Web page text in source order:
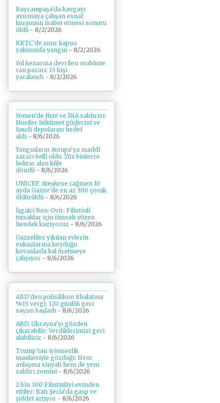
Bayrampaşa'da kavgayı
ayırmaya çalışan esnaf
kurşunun isabet etmesi sonucu
öldü - 8/2/2026
KKTC'de sınır kapısı
yakınında yangın - 8/2/2026
Yol kenarına devrilen otobüste
can pazarı: 15 kişi
yaralandı - 8/2/2026
Yemen'de füze ve İHA saldırısı:
Husiler hükümet güçlerini ve
Suudi depolarını hedef
aldı - 8/6/2026
Yangınların Avrupa'ya maddi
zararı belli oldu: Yüz binlerce
hektar alan küle
döndü - 8/6/2026
UNICEF: Ateşkese rağmen 10
ayda Gazze'de en az 300 çocuk
öldürüldü - 8/6/2026
İşgalci Ben-Gvir: Filistinli
tutsaklar için timsah yüzen
hendek kazıyoruz - 8/6/2026
Gazzeliler yıkılan evlerin
enkazlarına koyduğu
kovanlarla bal üretmeye
çalışıyor - 8/6/2026
ABD'den polisilikon ithalatına
%15 vergi: 120 günlük geri
sayım başladı - 8/6/2026
ABD, Ukrayna'yı gözden
çıkarabilir: Verdiklerimizi geri
alabiliriz - 8/6/2026
Trump'tan iyimserlik
maskesiyle gözdağı: Hem
anlaşma sinyali hem de yeni
saldırı zemini - 8/6/2026
2 bin 300 Filistinliyi evinden
ettiler: Batı Şeria'da gasp ve
şiddet artıyor - 8/6/2026